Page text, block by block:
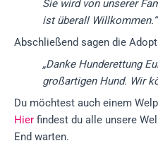
Sie wird von unserer
ist überall Willkommen.“
Abschließend sagen die
„Danke Hunderettung
großartigen Hund. Wir
Du möchtest auch einem
Hier findest du alle unsere
End warten.